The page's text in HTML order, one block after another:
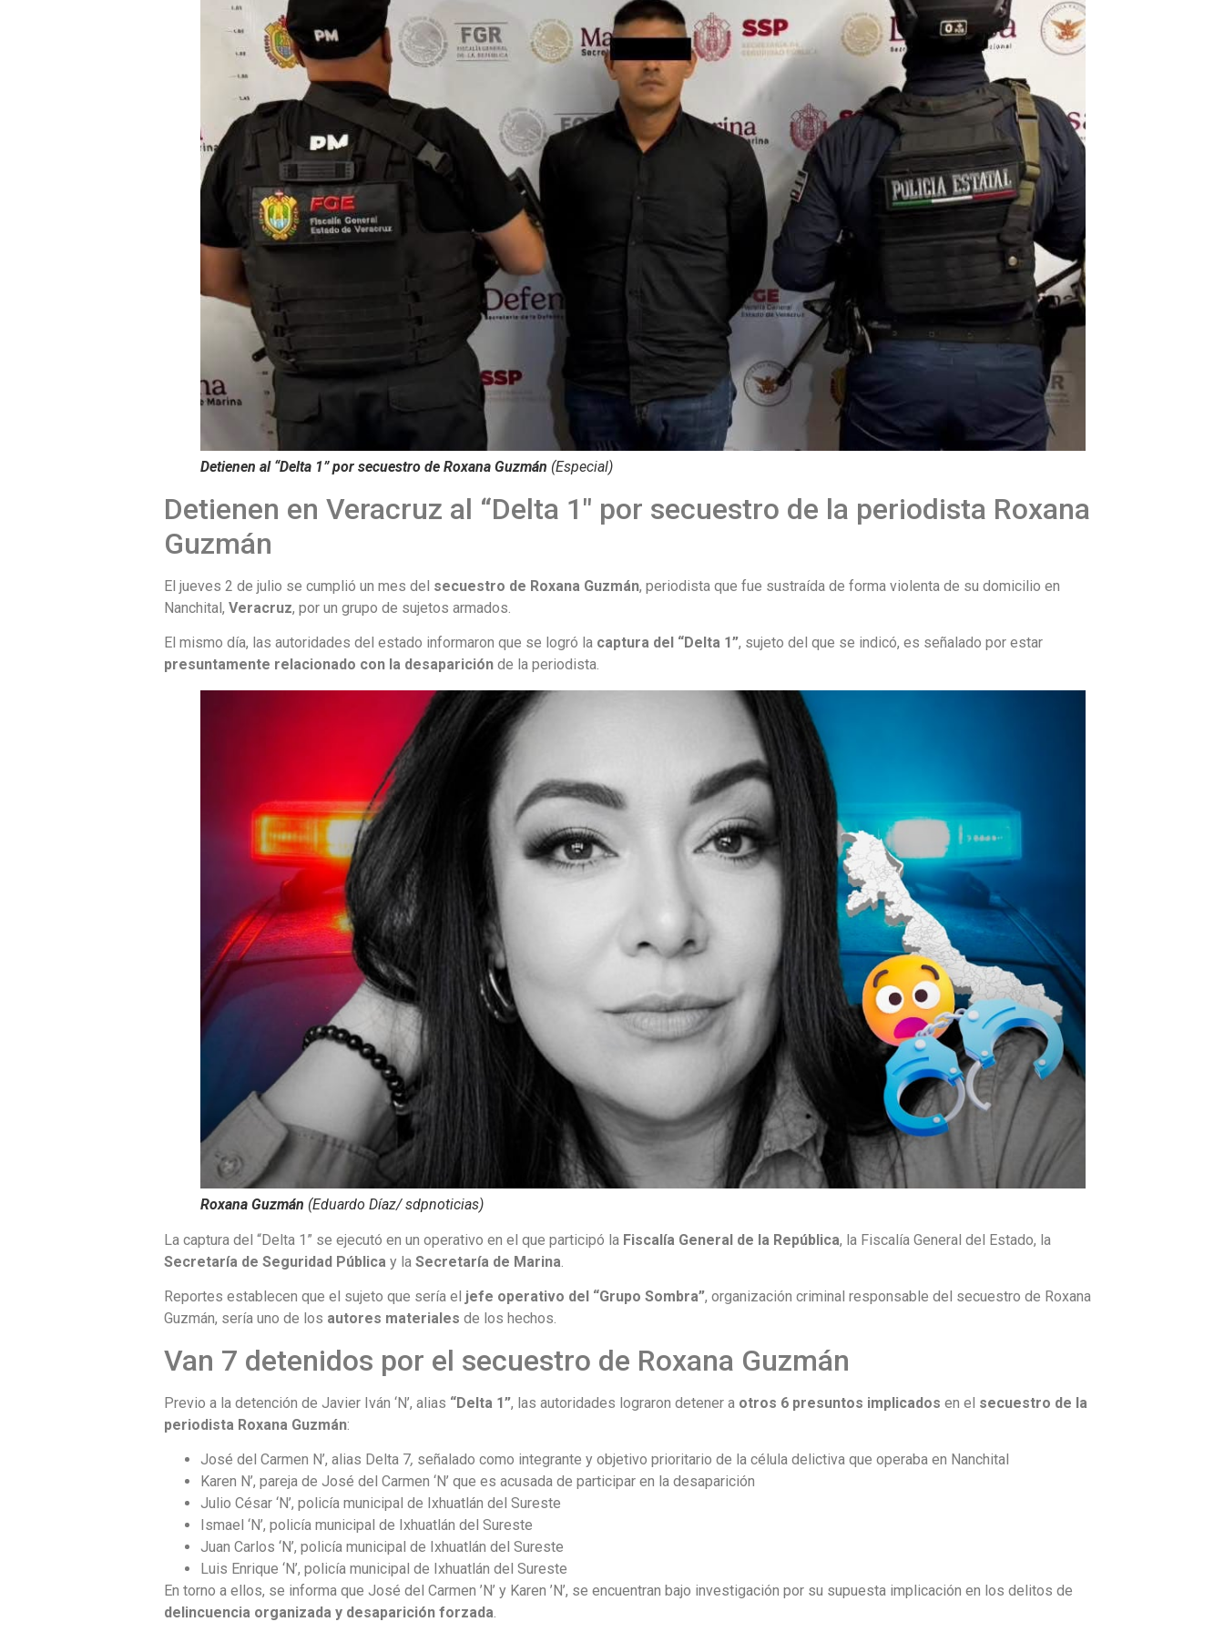
Detienen al “Delta 1” por secuestro de Roxana Guzmán (Especial)
Detienen en Veracruz al “Delta 1″ por secuestro de la periodista Roxana
Guzmán
El jueves 2 de julio se cumplió un mes del secuestro de Roxana Guzmán, periodista que fue sustraída de forma violenta de su domicilio en
Nanchital,Veracruz, por un grupo de sujetos armados.
El mismo día, las autoridades del estado informaron que se logró la captura del “Delta 1”, sujeto del que se indicó, es señalado por estar
presuntamente relacionado con la desaparición de la periodista.
Roxana Guzmán (Eduardo Díaz/ sdpnoticias)
La captura del “Delta 1” se ejecutó en un operativo en el que participó la Fiscalía General de la República, la Fiscalía General del Estado, la
Secretaría de Seguridad Pública y laSecretaría de Marina.
Reportes establecen que el sujeto que sería el jefe operativo del “Grupo Sombra”, organización criminal responsable del secuestro de Roxana
Guzmán, sería uno de los autores materiales de los hechos.
Van 7 detenidos por el secuestro de Roxana Guzmán
Previo a la detención de Javier Iván ‘N’, alias “Delta 1”, las autoridades lograron detener a otros 6 presuntos implicados en el secuestro de la
periodista Roxana Guzmán:
José del Carmen N’, alias Delta 7, señalado como integrante y objetivo prioritario de la célula delictiva que operaba en Nanchital
Karen N’, pareja de José del Carmen ‘N’ que es acusada de participar en la desaparición
Julio César ‘N’, policía municipal de Ixhuatlán del Sureste
Ismael ‘N’, policía municipal de Ixhuatlán del Sureste
Juan Carlos ‘N’, policía municipal de Ixhuatlán del Sureste
Luis Enrique ‘N’, policía municipal de Ixhuatlán del Sureste
En torno a ellos, se informa que José del Carmen ’N’ y Karen ’N’, se encuentran bajo investigación por su supuesta implicación en los delitos de
delincuencia organizada y desaparición forzada.